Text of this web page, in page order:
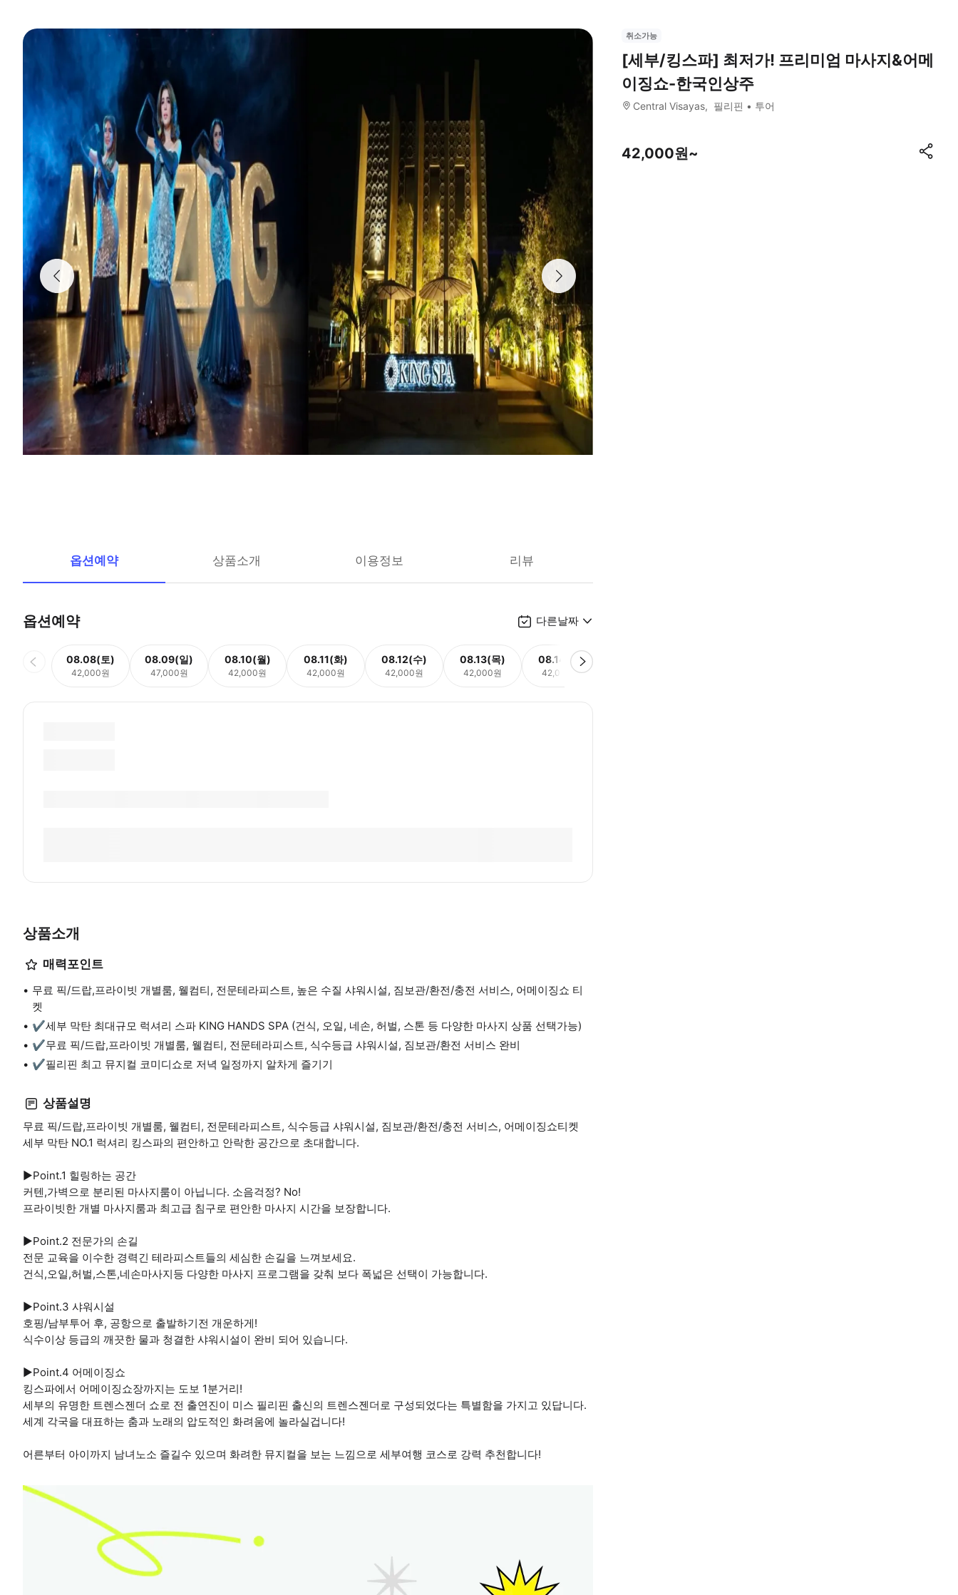
옵션예약 상품소개 이용정보 리뷰
옵션예약 다른날짜
08.08(토)
42,000원
08.09(일)
47,000원
08.10(월)
42,000원
08.11(화)
42,000원
08.12(수)
42,000원
08.13(목)
42,000원
08.14(금)
42,000원
상품소개
매력포인트
무료 픽/드랍,프라이빗 개별룸, 웰컴티, 전문테라피스트, 높은 수질 샤워시설, 짐보관/환전/충전 서비스, 어메이징쇼 티
켓
✔️세부 막탄 최대규모 럭셔리 스파 KING HANDS SPA (건식, 오일, 네손, 허벌, 스톤 등 다양한 마사지 상품 선택가능)
✔️무료 픽/드랍,프라이빗 개별룸, 웰컴티, 전문테라피스트, 식수등급 샤워시설, 짐보관/환전 서비스 완비
✔️필리핀 최고 뮤지컬 코미디쇼로 저녁 일정까지 알차게 즐기기
상품설명
무료 픽/드랍,프라이빗 개별룸, 웰컴티, 전문테라피스트, 식수등급 샤워시설, 짐보관/환전/충전 서비스, 어메이징쇼티켓
세부 막탄 NO.1 럭셔리 킹스파의 편안하고 안락한 공간으로 초대합니다.
▶️Point.1 힐링하는 공간
커텐,가벽으로 분리된 마사지룸이 아닙니다. 소음걱정? No!
프라이빗한 개별 마사지룸과 최고급 침구로 편안한 마사지 시간을 보장합니다.
▶️Point.2 전문가의 손길
전문 교육을 이수한 경력긴 테라피스트들의 세심한 손길을 느껴보세요.
건식,오일,허벌,스톤,네손마사지등 다양한 마사지 프로그램을 갖춰 보다 폭넓은 선택이 가능합니다.
▶️Point.3 샤워시설
호핑/남부투어 후, 공항으로 출발하기전 개운하게!
식수이상 등급의 깨끗한 물과 청결한 샤워시설이 완비 되어 있습니다.
▶️Point.4 어메이징쇼
킹스파에서 어메이징쇼장까지는 도보 1분거리!
세부의 유명한 트렌스젠더 쇼로 전 출연진이 미스 필리핀 출신의 트렌스젠더로 구성되었다는 특별함을 가지고 있답니다.
세계 각국을 대표하는 춤과 노래의 압도적인 화려움에 놀라실겁니다!
어른부터 아이까지 남녀노소 즐길수 있으며 화려한 뮤지컬을 보는 느낌으로 세부여행 코스로 강력 추천합니다!
취소가능
[세부/킹스파] 최저가! 프리미엄 마사지&어메
이징쇼-한국인상주
Central Visayas 필리핀 투어
42,000원~